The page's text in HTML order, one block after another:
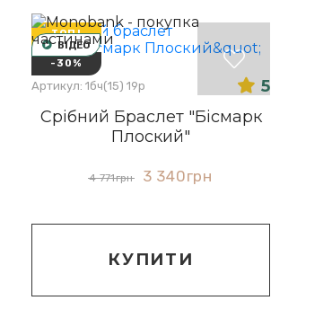
ТОП!
-30%
ВІДЕО
Артикул: 1бч(15) 19р
5
Срібний Браслет "Бісмарк
Плоский"
4 771грн 3 340грн
КУПИТИ